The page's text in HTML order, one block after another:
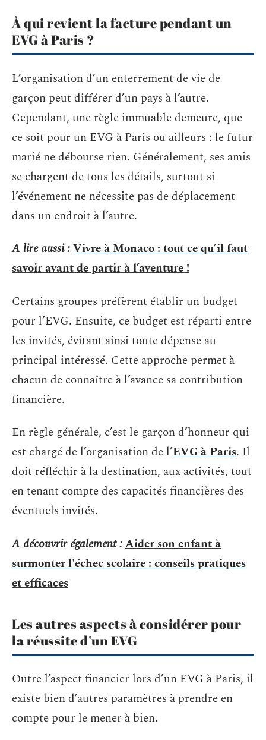
À qui revient la facture pendant un
EVG à Paris ?
L’organisation d’un enterrement de vie de
garçon peut différer d’un pays à l’autre.
Cependant, une règle immuable demeure, que
ce soit pour un EVG à Paris ou ailleurs : le futur
marié ne débourse rien. Généralement, ses amis
se chargent de tous les détails, surtout si
l’événement ne nécessite pas de déplacement
dans un endroit à l’autre.
A lire aussi :Vivre à Monaco : tout ce qu’il faut
savoir avant de partir à l’aventure !
Certains groupes préfèrent établir un budget
pour l’EVG. Ensuite, ce budget est réparti entre
les invités, évitant ainsi toute dépense au
principal intéressé. Cette approche permet à
chacun de connaître à l’avance sa contribution
financière.
En règle générale, c’est le garçon d’honneur qui
est chargé de l’organisation de l’EVG à Paris. Il
doit réfléchir à la destination, aux activités, tout
en tenant compte des capacités financières des
éventuels invités.
A découvrir également :Aider son enfant à
surmonter l'échec scolaire : conseils pratiques
et efficaces
Les autres aspects à considérer pour
la réussite d’un EVG
Outre l’aspect financier lors d’un EVG à Paris, il
existe bien d’autres paramètres à prendre en
compte pour le mener à bien.